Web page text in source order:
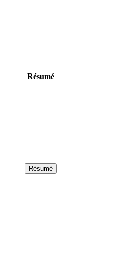
Résumé
Résumé